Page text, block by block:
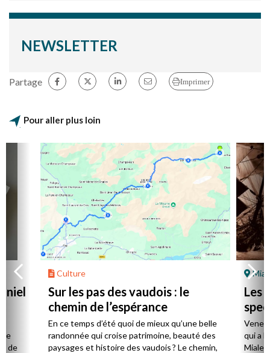
NEWSLETTER
Partage Imprimer
Pour aller plus loin
de
Culture
Sur les pas des vaudois : le
chemin de l’espérance
En ce temps d’été quoi de mieux qu’une belle
randonnée qui croise patrimoine, beauté des
paysages et histoire des vaudois ? Le chemin,
Les
qui a